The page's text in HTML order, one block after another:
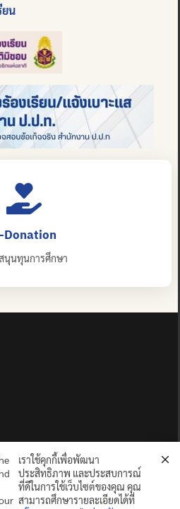
ยน
Donation
นุนทุนการศึกษา
เราใช้คุกกี้เพื่อพัฒนา
ประสิทธิภาพ และประสบการณ์
ที่ดีในการใช้เว็บไซต์ของคุณ คุณ
สามารถศึกษารายละเอียดได้ที่